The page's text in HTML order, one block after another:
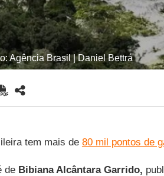
Agência Brasil | Daniel Bettrá
tem mais de 80 mil pontos de
de Bibiana Alcântara Garrido,